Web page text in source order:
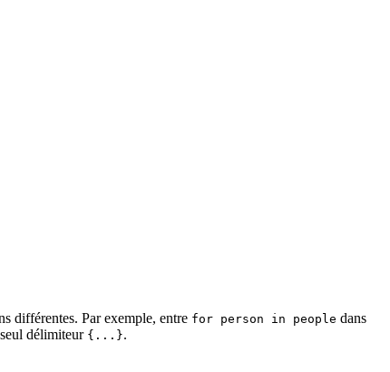
différentes. Par exemple, entre for person in people dans
délimiteur {...}.